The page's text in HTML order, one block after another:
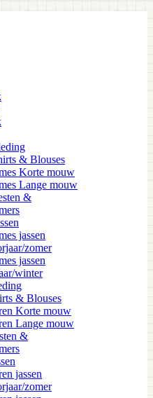
& Blouses
Korte mouw
Lange mouw
&
jassen
zomer
jassen
winter
& Blouses
Korte mouw
Lange mouw
&
jassen
zomer